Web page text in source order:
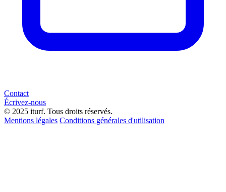
Contact
Écrivez-nous
© 2025 iturf. Tous droits réservés.
Mentions légales Conditions générales d'utilisation